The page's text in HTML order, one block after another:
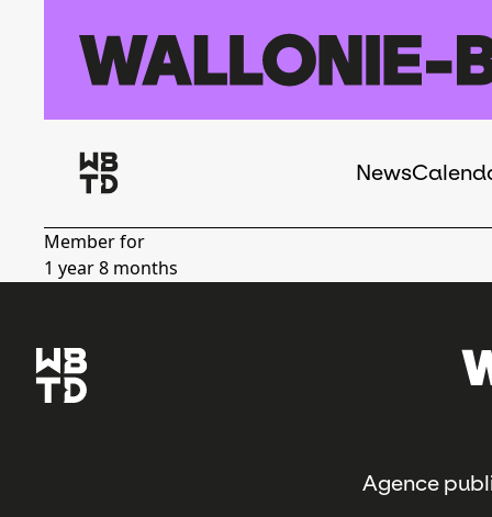
Navigation
News
Member for
1 year 8 months
Agence